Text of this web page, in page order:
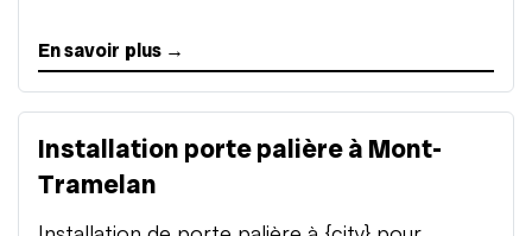
En savoir plus →
Installation porte palière à Mont-
Tramelan